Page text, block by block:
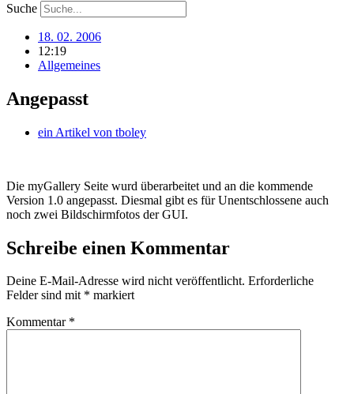
Suche
18. 02. 2006
12:19
Allgemeines
Angepasst
ein Artikel von tboley
Die myGallery Seite wurd überarbeitet und an die kommende
Version 1.0 angepasst. Diesmal gibt es für Unentschlossene auch
noch zwei Bildschirmfotos der GUI.
Schreibe einen Kommentar
Deine E-Mail-Adresse wird nicht veröffentlicht. Erforderliche
Felder sind mit * markiert
Kommentar *